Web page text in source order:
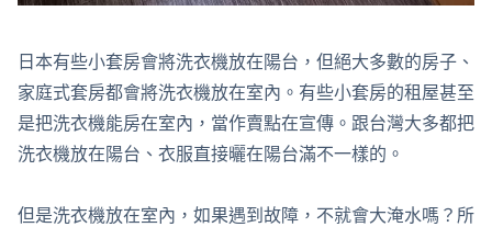
日本有些小套房會將洗衣機放在陽台，但絕大多數的房子、
家庭式套房都會將洗衣機放在室內。有些小套房的租屋甚至
是把洗衣機能房在室內，當作賣點在宣傳。跟台灣大多都把
洗衣機放在陽台、衣服直接曬在陽台滿不一樣的。
但是洗衣機放在室內，如果遇到故障，不就會大淹水嗎？所